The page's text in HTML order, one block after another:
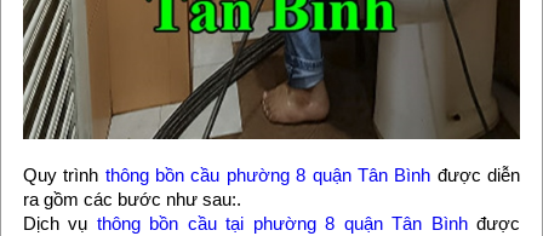
Quy trình thông bồn cầu phường 8 quận Tân Bình được diễn
ra gồm các bước như sau:.
Dịch vụ thông bồn cầu tại phường 8 quận Tân Bìnhđược